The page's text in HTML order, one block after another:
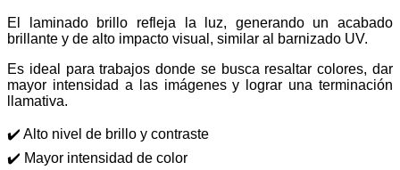
El laminado brillo refleja la luz, generando un acabado
brillante y de alto impacto visual, similar al barnizado UV.
Es ideal para trabajos donde se busca resaltar colores, dar
mayor intensidad a las imágenes y lograr una terminación
llamativa.
✔️ Alto nivel de brillo y contraste
✔️ Mayor intensidad de color